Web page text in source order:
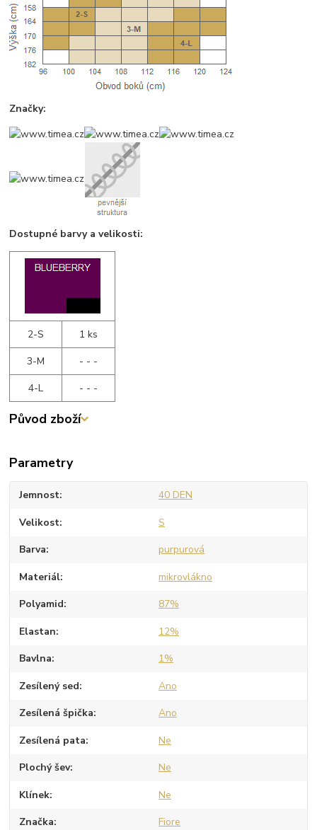
Značky:
Dostupné barvy a velikosti:
2-S
1 ks
3-M
- - -
4-L
- - -
Původ zboží
Parametry
Jemnost 40 DEN
Velikost S
Barva purpurová
Materiál mikrovlákno
Polyamid 87%
Elastan 12%
Bavlna 1%
Zesílený sed Ano
Zesílená špička Ano
Zesílená pata Ne
Plochý šev Ne
Klínek Ne
Značka Fiore